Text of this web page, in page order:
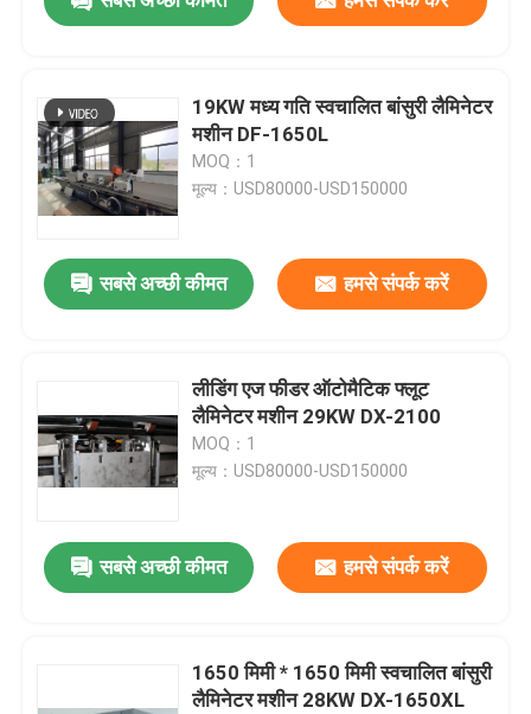
19KW मध्य गति स्वचालित बांसुरी लैमिनेटर
मशीन DF-1650L
MOQ：1
मूल्य：USD80000-USD150000
सबसे अच्छी कीमत हमसे संपर्क करें
लीडिंग एज फीडर ऑटोमैटिक फ्लूट
लैमिनेटर मशीन 29KW DX-2100
MOQ：1
मूल्य：USD80000-USD150000
सबसे अच्छी कीमत हमसे संपर्क करें
1650 मिमी * 1650 मिमी स्वचालित बांसुरी
लैमिनेटर मशीन 28KW DX-1650XL